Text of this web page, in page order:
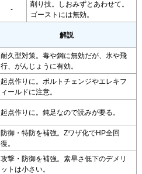
-
削り技。しおみずとあわせて。
ゴーストには無効。
解説
耐久型対策。毒や鋼に無効だが、氷や飛
行、がんじょうに有効。
起点作りに。ボルトチェンジやエレキフ
ィールドに注意。
起点作りに。鈍足なので読みが要る。
防御・特防を補強。Zワザ化でHP全回
復。
攻撃・防御を補強。素早さ低下のデメリ
ットは小さい。